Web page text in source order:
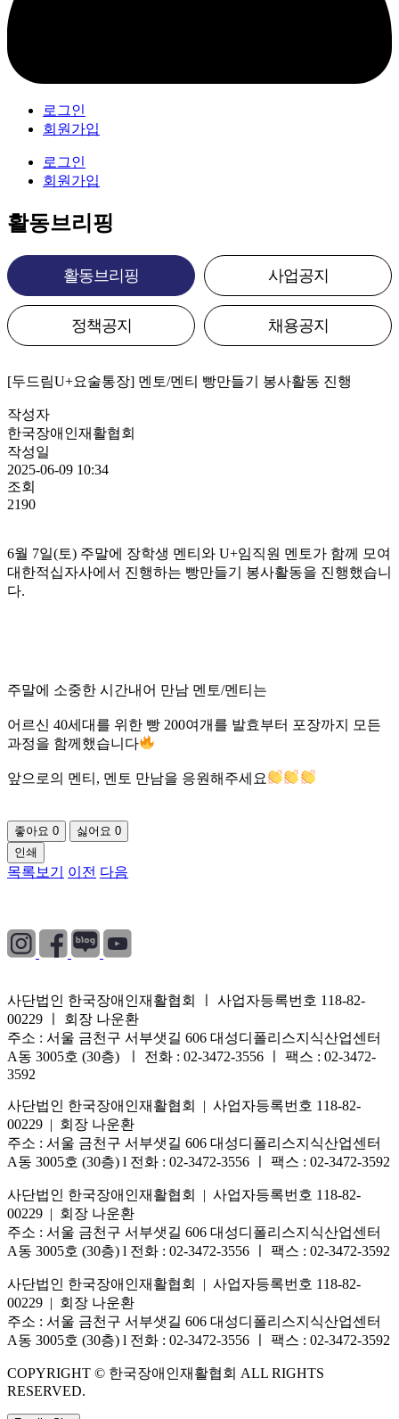
로그인
회원가입
로그인
회원가입
활동브리핑
활동브리핑 사업공지
정책공지 채용공지
[두드림U+요술통장] 멘토/멘티 빵만들기 봉사활동 진행
작성자
한국장애인재활협회
작성일
2025-06-09 10:34
조회
2190
6월 7일(토) 주말에 장학생 멘티와 U+임직원 멘토가 함께 모여
대한적십자사에서 진행하는 빵만들기 봉사활동을 진행했습니
다.
주말에 소중한 시간내어 만남 멘토/멘티는
어르신 40세대를 위한 빵 200여개를 발효부터 포장까지 모든
과정을 함께했습니다
앞으로의 멘티, 멘토 만남을 응원해주세요
좋아요 0 싫어요 0
인쇄
목록보기 이전 다음
사단법인 한국장애인재활협회 ㅣ 사업자등록번호 118-82-
00229 ㅣ 회장 나운환
주소 : 서울 금천구 서부샛길 606 대성디폴리스지식산업센터
A동 3005호 (30층) ㅣ 전화 : 02-3472-3556 ㅣ 팩스 : 02-3472-
3592
사단법인 한국장애인재활협회 | 사업자등록번호 118-82-
00229 | 회장 나운환
주소 : 서울 금천구 서부샛길 606 대성디폴리스지식산업센터
A동 3005호 (30층) l 전화 : 02-3472-3556 ㅣ 팩스 : 02-3472-3592
사단법인 한국장애인재활협회 | 사업자등록번호 118-82-
00229 | 회장 나운환
주소 : 서울 금천구 서부샛길 606 대성디폴리스지식산업센터
A동 3005호 (30층) l 전화 : 02-3472-3556 ㅣ 팩스 : 02-3472-3592
사단법인 한국장애인재활협회 | 사업자등록번호 118-82-
00229 | 회장 나운환
주소 : 서울 금천구 서부샛길 606 대성디폴리스지식산업센터
A동 3005호 (30층) l 전화 : 02-3472-3556 ㅣ 팩스 : 02-3472-3592
COPYRIGHT © 한국장애인재활협회 ALL RIGHTS
RESERVED.